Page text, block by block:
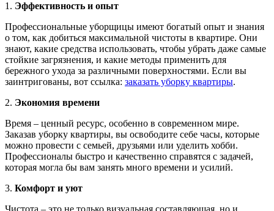
1. Эффективность и опыт
Профессиональные уборщицы имеют богатый опыт и знания
о том, как добиться максимальной чистоты в квартире. Они
знают, какие средства использовать, чтобы убрать даже самые
стойкие загрязнения, и какие методы применить для
бережного ухода за различными поверхностями. Если вы
заинтригованы, вот ссылка: заказать уборку квартиры.
2. Экономия времени
Время – ценный ресурс, особенно в современном мире.
Заказав уборку квартиры, вы освободите себе часы, которые
можно провести с семьей, друзьями или уделить хобби.
Профессионалы быстро и качественно справятся с задачей,
которая могла бы вам занять много времени и усилий.
3. Комфорт и уют